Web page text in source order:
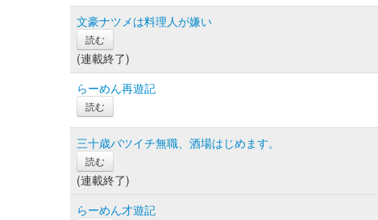
文豪ナツメは料理人が嫌い
読む
(連載終了)
らーめん再遊記
読む
三十歳バツイチ無職、酒場はじめます。
読む
(連載終了)
らーめん才遊記